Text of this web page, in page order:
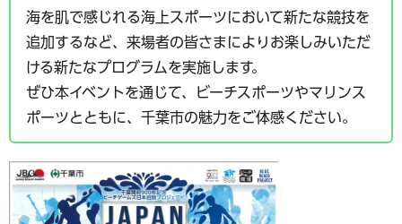
海を肌で感じれる海上スポーツにおいて新たな競技を
追加するなど、来場者の皆さまによりお楽しみいただ
ける新たなプログラムを実施します。
ぜひ本イベントを通じて、ビーチスポーツやマリンス
ポーツとともに、千葉市の魅力をご体感ください。